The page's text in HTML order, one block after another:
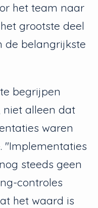
het team naar
grootste deel
de belangrijkste
begrijpen
alleen dat
waren
"Implementaties
steeds geen
controles
het waard is